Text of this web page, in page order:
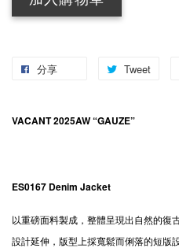
分享 Tweet
VACANT 2025AW “GAUZE”
ES0167 Denim Jacket
以重磅面料製成，整體呈現出自然的復
設計延伸，版型上採寬鬆而俐落的短版設